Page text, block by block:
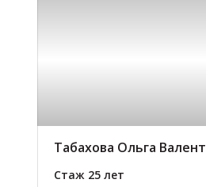
Табахова Ольга
Стаж 25 лет